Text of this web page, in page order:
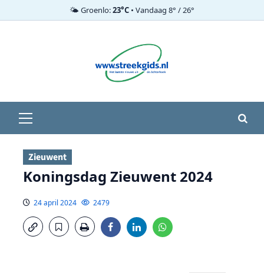
🌤️ Groenlo:23°C • Vandaag 8° / 26°
menu
Zieuwent
Koningsdag Zieuwent 2024
24 april 2024 2479